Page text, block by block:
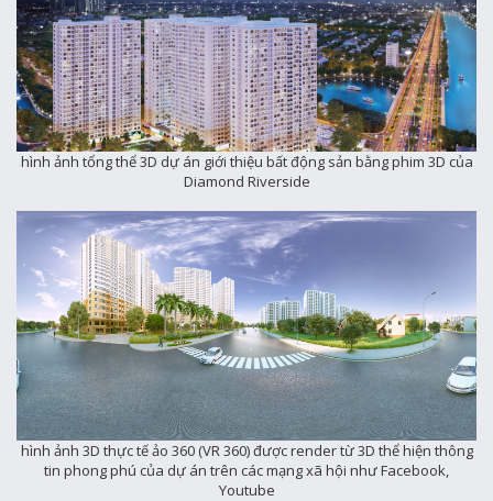
hình ảnh tổng thể 3D dự án giới thiệu bất động sản bằng phim 3D của
Diamond Riverside
hình ảnh 3D thực tế ảo 360 (VR 360) được render từ 3D thể hiện thông
tin phong phú của dự án trên các mạng xã hội như Facebook,
Youtube